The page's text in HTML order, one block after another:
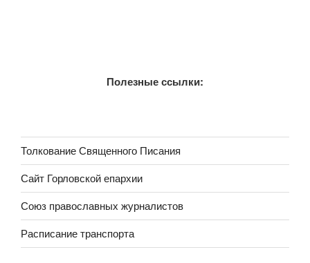
Полезные ссылки:
Толкование Священного Писания
Сайт Горловской епархии
Союз православных журналистов
Расписание транспорта